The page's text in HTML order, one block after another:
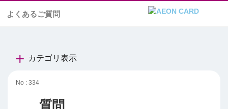
よくあるご質問
カテゴリ表示
No : 334